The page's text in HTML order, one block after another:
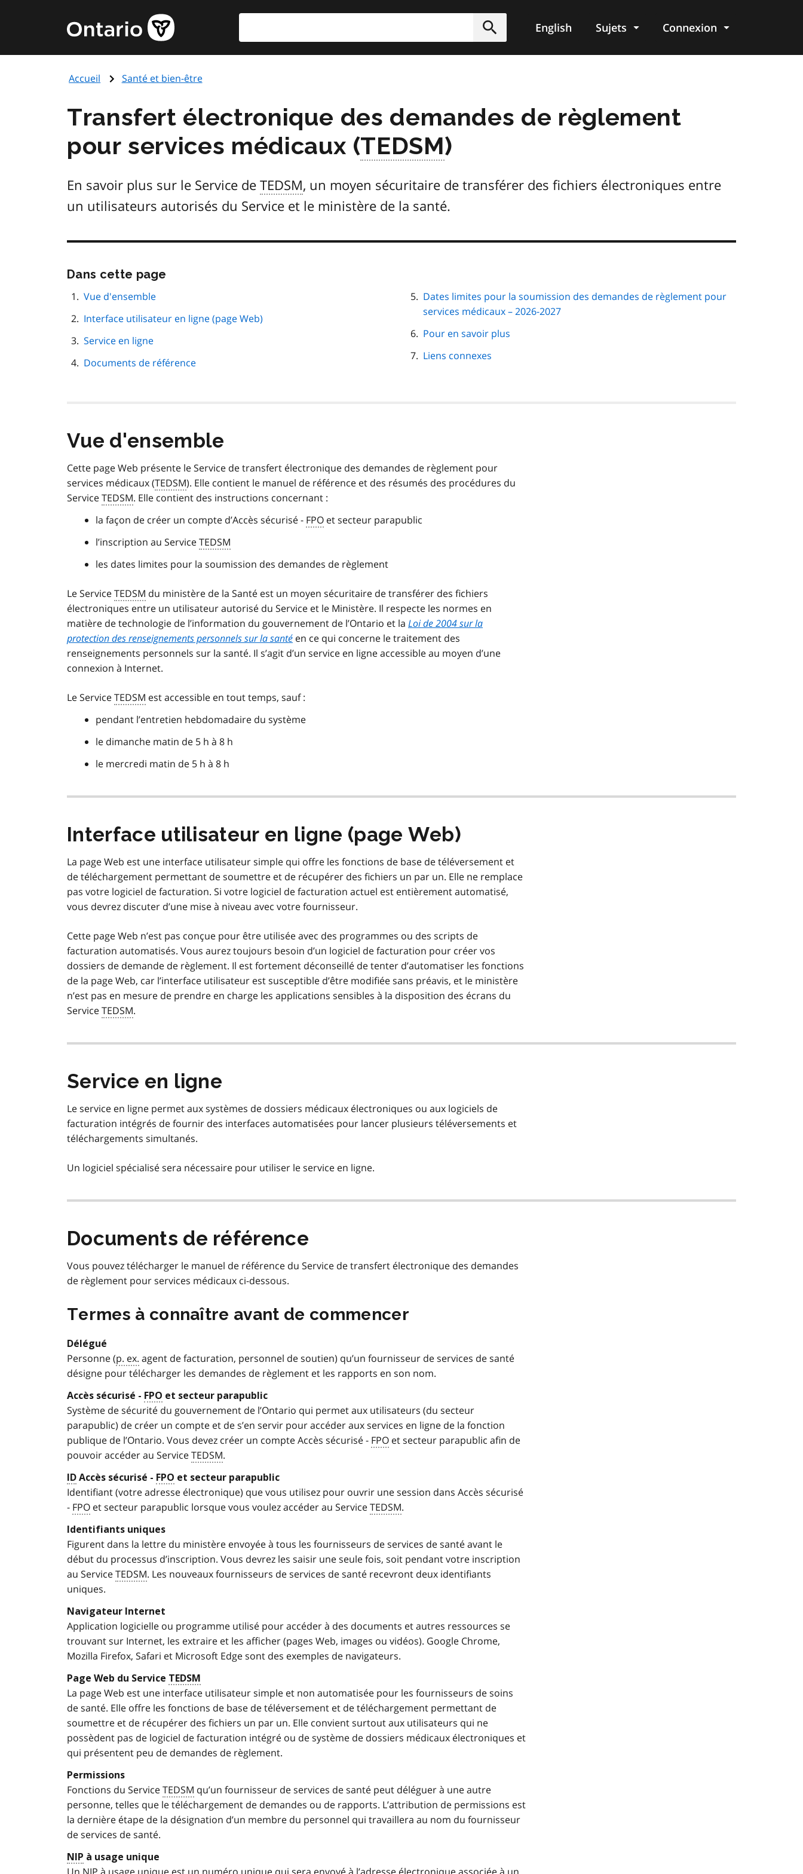
principal
Page
d'accueil
de
Soumettre
English Sujets Connexion
Accueil Santé et bien-être
Transfert électronique des demandes de règlement
pour services médicaux (TEDSM)
En savoir plus sur le Service de TEDSM, un moyen sécuritaire de transférer des fichiers électroniques entre
un utilisateurs autorisés du Service et le ministère de la santé.
Dans cette page
page
Vue d'ensemble
Interface utilisateur en ligne (page Web)
Service en ligne
Documents de référence
Dates limites pour la soumission des demandes de règlement pour
services médicaux – 2026-2027
Pour en savoir plus
Liens connexes
Vue d'ensemble
Cette page Web présente le Service de transfert électronique des demandes de règlement pour
services médicaux (TEDSM). Elle contient le manuel de référence et des résumés des procédures du
ServiceTEDSM. Elle contient des instructions concernant :
la façon de créer un compte d’Accès sécurisé - FPO et secteur parapublic
l’inscription au ServiceTEDSM
les dates limites pour la soumission des demandes de règlement
Le ServiceTEDSM du ministère de la Santé est un moyen sécuritaire de transférer des fichiers
électroniques entre un utilisateur autorisé du Service et le Ministère. Il respecte les normes en
matière de technologie de l’information du gouvernement de l’Ontario et la Loi de 2004 sur la
protection des renseignements personnels sur la santé en ce qui concerne le traitement des
renseignements personnels sur la santé. Il s’agit d’un service en ligne accessible au moyen d’une
connexion à Internet.
Le ServiceTEDSM est accessible en tout temps, sauf :
pendant l’entretien hebdomadaire du système
le dimanche matin de 5 h à 8 h
le mercredi matin de 5 h à 8 h
Interface utilisateur en ligne (page Web)
La page Web est une interface utilisateur simple qui offre les fonctions de base de téléversement et
de téléchargement permettant de soumettre et de récupérer des fichiers un par un. Elle ne remplace
pas votre logiciel de facturation. Si votre logiciel de facturation actuel est entièrement automatisé,
vous devrez discuter d’une mise à niveau avec votre fournisseur.
Cette page Web n’est pas conçue pour être utilisée avec des programmes ou des scripts de
facturation automatisés. Vous aurez toujours besoin d’un logiciel de facturation pour créer vos
dossiers de demande de règlement. Il est fortement déconseillé de tenter d’automatiser les fonctions
de la page Web, car l’interface utilisateur est susceptible d’être modifiée sans préavis, et le ministère
n’est pas en mesure de prendre en charge les applications sensibles à la disposition des écrans du
ServiceTEDSM.
Service en ligne
Le service en ligne permet aux systèmes de dossiers médicaux électroniques ou aux logiciels de
facturation intégrés de fournir des interfaces automatisées pour lancer plusieurs téléversements et
téléchargements simultanés.
Un logiciel spécialisé sera nécessaire pour utiliser le service en ligne.
Documents de référence
Vous pouvez télécharger le manuel de référence du Service de transfert électronique des demandes
de règlement pour services médicaux ci-dessous.
Termes à connaître avant de commencer
Délégué
Personne (p. ex. agent de facturation, personnel de soutien) qu’un fournisseur de services de santé
désigne pour télécharger les demandes de règlement et les rapports en son nom.
Accès sécurisé - FPO et secteur parapublic
Système de sécurité du gouvernement de l’Ontario qui permet aux utilisateurs (du secteur
parapublic) de créer un compte et de s’en servir pour accéder aux services en ligne de la fonction
publique de l’Ontario. Vous devez créer un compte Accès sécurisé - FPO et secteur parapublic afin de
pouvoir accéder au ServiceTEDSM.
ID Accès sécurisé - FPO et secteur parapublic
Identifiant (votre adresse électronique) que vous utilisez pour ouvrir une session dans Accès sécurisé
- FPO et secteur parapublic lorsque vous voulez accéder au ServiceTEDSM.
Identifiants uniques
Figurent dans la lettre du ministère envoyée à tous les fournisseurs de services de santé avant le
début du processus d’inscription. Vous devrez les saisir une seule fois, soit pendant votre inscription
au ServiceTEDSM. Les nouveaux fournisseurs de services de santé recevront deux identifiants
uniques.
Navigateur Internet
Application logicielle ou programme utilisé pour accéder à des documents et autres ressources se
trouvant sur Internet, les extraire et les afficher (pages Web, images ou vidéos). Google Chrome,
Mozilla Firefox, Safari et Microsoft Edge sont des exemples de navigateurs.
Page Web du Service TEDSM
La page Web est une interface utilisateur simple et non automatisée pour les fournisseurs de soins
de santé. Elle offre les fonctions de base de téléversement et de téléchargement permettant de
soumettre et de récupérer des fichiers un par un. Elle convient surtout aux utilisateurs qui ne
possèdent pas de logiciel de facturation intégré ou de système de dossiers médicaux électroniques et
qui présentent peu de demandes de règlement.
Permissions
Fonctions du ServiceTEDSM qu’un fournisseur de services de santé peut déléguer à une autre
personne, telles que le téléchargement de demandes ou de rapports. L’attribution de permissions est
la dernière étape de la désignation d’un membre du personnel qui travaillera au nom du fournisseur
de services de santé.
NIP à usage unique